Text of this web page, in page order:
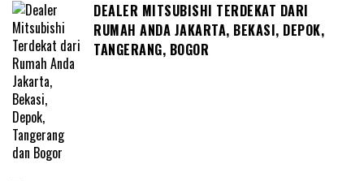
DEALER MITSUBISHI TERDEKAT DARI
RUMAH ANDA JAKARTA, BEKASI, DEPOK,
TANGERANG, BOGOR